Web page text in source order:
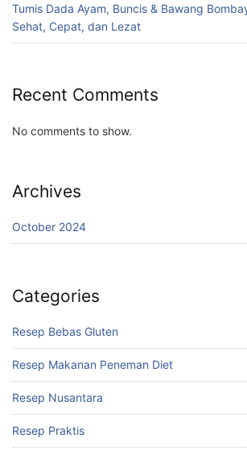
Tumis Dada Ayam, Buncis & Bawang
Sehat, Cepat, dan Lezat
Recent Comments
No comments to show.
Archives
October 2024
Categories
Resep Bebas Gluten
Resep Makanan Peneman Diet
Resep Nusantara
Resep Praktis